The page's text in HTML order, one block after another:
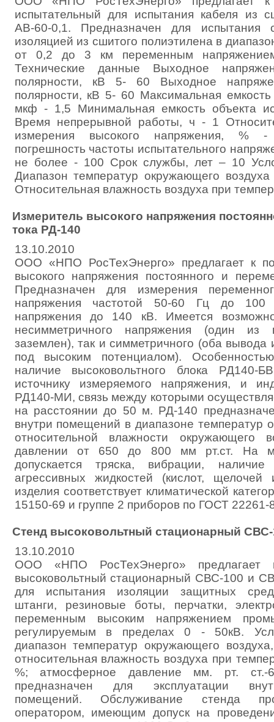
испытательный для испытания кабеля из
АВ-60-0,1. Предназначен для испытания
изоляцией из сшитого полиэтилена в
от 0,2 до 3 км переменным
Технические данные Выходное
полярности, кВ 5- 60 Выходное
полярности, кВ 5- 60 Максимальная
мкф - 1,5 Минимальная емкость объекта
Время непрерывной работы, ч - 1
измерения высокого напряжения, % -
погрешность частоты испытательного
не более - 100 Срок службы, лет – 10
Диапазон температур окружающего
Относительная влажность воздуха при
Измеритель высокого напряжения
тока РД-140
13.10.2010
ООО «НПО РосТехЭнерго» предлагает к
высокого напряжения постоянного и
Предназначен для измерения
напряжения частотой 50-60 Гц до 100
напряжения до 140 кВ. Имеется
несимметричного напряжения (один из
заземлен), так и симметричного (оба вывода
под высоким потенциалом).
наличие высоковольтного блока РД140-
источнику измеряемого напряжения, и
РД140-МИ, связь между которыми
на расстоянии до 50 м. РД-140
внутри помещений в диапазоне температур
относительной влажности
давлении от 650 до 800 мм рт.ст. На
допускается тряска, вибрации,
агрессивных жидкостей (кислот,
изделия соответствует климатической
15150-69 и группе 2 приборов по ГОСТ 22261-
Стенд высоковольтный стационарный
13.10.2010
ООО «НПО РосТехЭнерго» предлагает
высоковольтный стационарный СВС-100 и
для испытания изоляции защитных
штанги, резиновые боты, перчатки,
переменным высоким напряжением
регулируемым в пределах 0 - 50кВ.
диапазон температур окружающего
относительная влажность воздуха при
%; атмосферное давление мм. рт.
предназначен для эксплуатации
помещений. Обслуживание стенда
оператором, имеющим допуск на